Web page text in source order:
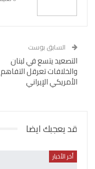
السابق بوست
التصعيد يتسع في لبنان
والخلافات تعرقل التفاهم
الأمريكي الإيراني
قد يعجبك ايضا
أخر الأخبار